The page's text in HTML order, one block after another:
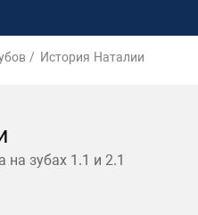
История Наталии
на зубах 1.1 и 2.1